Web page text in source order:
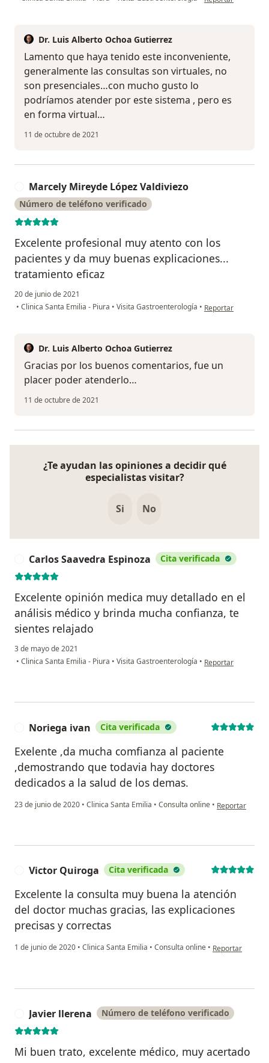
Dr. Luis Alberto Ochoa Gutierrez
Lamento que haya tenido este inconveniente,
generalmente las consultas son virtuales, no
son presenciales…con mucho gusto lo
podríamos atender por este sistema , pero es
en forma virtual…
11 de octubre de 2021
Marcely Mireyde López Valdiviezo
Número de teléfono verificado
Excelente profesional muy atento con los
pacientes y da muy buenas explicaciones...
tratamiento eficaz
20 de junio de 2021
• Clinica Santa Emilia - Piura • Visita Gastroenterología • en opinión del
Reportar
Dr. Luis Alberto Ochoa Gutierrez
Gracias por los buenos comentarios, fue un
placer poder atenderlo…
11 de octubre de 2021
¿Te ayudan las opiniones a decidir qué
especialistas visitar?
Si No
Carlos Saavedra Espinoza Cita verificada
Excelente opinión medica muy detallado en el
análisis médico y brinda mucha confianza, te
sientes relajado
3 de mayo de 2021
• Clinica Santa Emilia - Piura • Visita Gastroenterología • en opinión del
Reportar
Noriega ivan Cita verificada
Exelente ,da mucha comfianza al paciente
,demostrando que todavia hay doctores
dedicados a la salud de los demas.
23 de junio de 2020 • Clinica Santa Emilia • Consulta online • en opinión del
Reportar
Victor Quiroga Cita verificada
Excelente la consulta muy buena la atención
del doctor muchas gracias, las explicaciones
precisas y correctas
1 de junio de 2020 • Clinica Santa Emilia • Consulta online • en opinión del
Reportar
Javier llerena Número de teléfono verificado
Mi buen trato, excelente médico, muy acertado